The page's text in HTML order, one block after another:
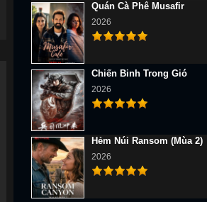
Quán Cà Phê Musafir
2026
Chiến Binh Trong Gió
2026
Hẻm Núi Ransom (Mùa 2)
2026